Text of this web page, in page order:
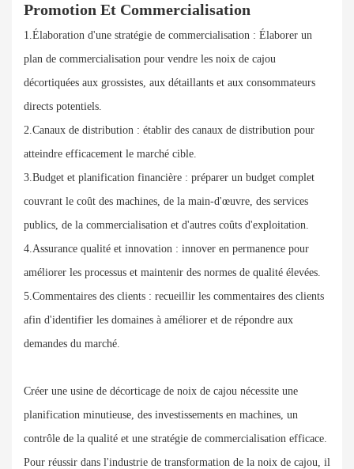
Promotion Et Commercialisation
1.Élaboration d'une stratégie de commercialisation : Élaborer un
plan de commercialisation pour vendre les noix de cajou
décortiquées aux grossistes, aux détaillants et aux consommateurs
directs potentiels.
2.Canaux de distribution : établir des canaux de distribution pour
atteindre efficacement le marché cible.
3.Budget et planification financière : préparer un budget complet
couvrant le coût des machines, de la main-d'œuvre, des services
publics, de la commercialisation et d'autres coûts d'exploitation.
4.Assurance qualité et innovation : innover en permanence pour
améliorer les processus et maintenir des normes de qualité élevées.
5.Commentaires des clients : recueillir les commentaires des clients
afin d'identifier les domaines à améliorer et de répondre aux
demandes du marché.
Créer une usine de décorticage de noix de cajou nécessite une
planification minutieuse, des investissements en machines, un
contrôle de la qualité et une stratégie de commercialisation efficace.
Pour réussir dans l'industrie de transformation de la noix de cajou, il